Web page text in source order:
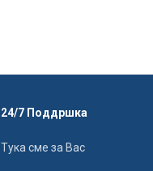
24/7 Поддршка
Тука сме за Вас